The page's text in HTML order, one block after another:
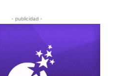
- publicidad -